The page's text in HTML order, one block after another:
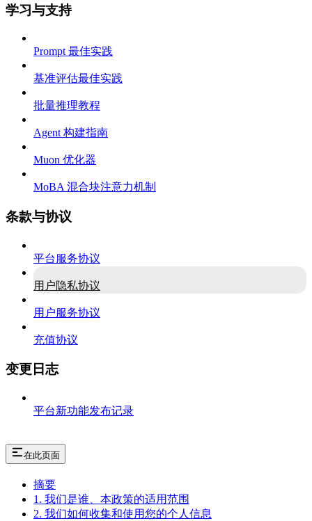
学习与支持
Prompt 最佳实践
基准评估最佳实践
批量推理教程
Agent 构建指南
Muon 优化器
MoBA 混合块注意力机制
条款与协议
平台服务协议
用户隐私协议
用户服务协议
充值协议
变更日志
平台新功能发布记录
在此页面
摘要
1. 我们是谁、本政策的适用范围
2. 我们如何收集和使用您的个人信息